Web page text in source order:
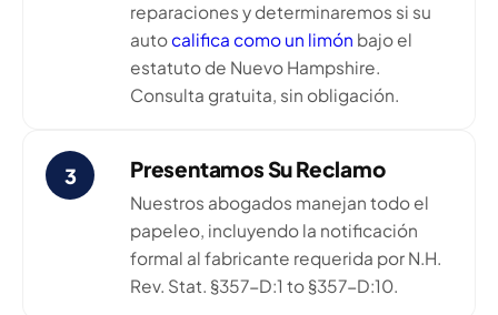
reparaciones y determinaremos si su
autocalifica como un limón bajo el
estatuto de Nuevo Hampshire.
Consulta gratuita, sin obligación.
3 Presentamos Su Reclamo
Nuestros abogados manejan todo el
papeleo, incluyendo la notificación
formal al fabricante requerida por N.H.
Rev. Stat. §357-D:1 to §357-D:10.